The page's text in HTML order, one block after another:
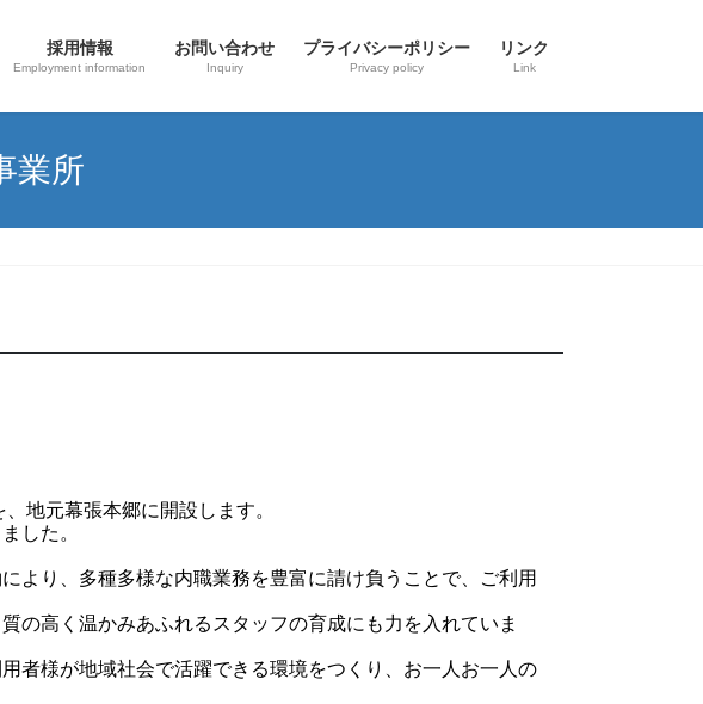
採用情報
Employment information
お問い合わせ
Inquiry
プライバシーポリシー
Privacy policy
リンク
Link
業所
地元幕張本郷に開設します。
した。
より、多種多様な内職業務を豊富に請け負うことで、ご利用
の高く温かみあふれるスタッフの育成にも力を入れていま
者様が地域社会で活躍できる環境をつくり、お一人お一人の